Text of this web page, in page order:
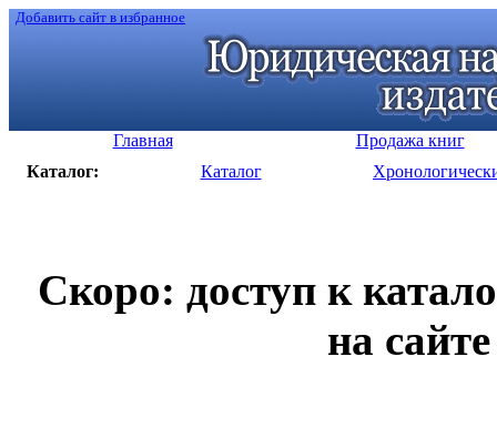
Добавить сайт в избранное
Главная
Продажа книг
Каталог:
Каталог
Скоро: доступ к
на